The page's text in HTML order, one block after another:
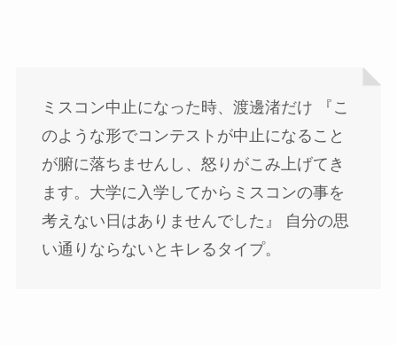
ミスコン中止になった時、渡邊渚だけ 『こ
のような形でコンテストが中止になること
が腑に落ちませんし、怒りがこみ上げてき
ます。大学に入学してからミスコンの事を
考えない日はありませんでした』 自分の思
い通りならないとキレるタイプ。